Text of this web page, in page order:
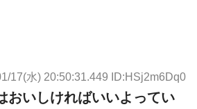
17(水) 20:50:31.449 ID:HSj2m6Dq0
おいしければいいよってい